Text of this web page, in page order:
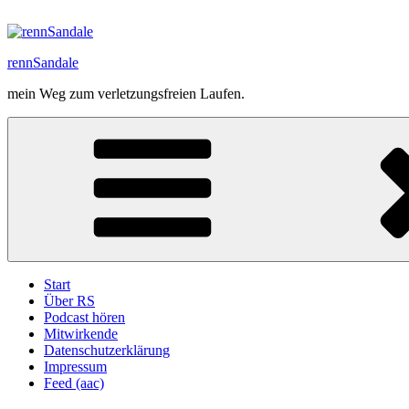
Inhalt
rennSandale
mein Weg zum verletzungsfreien Laufen.
Start
Über RS
Podcast hören
Mitwirkende
Datenschutzerklärung
Impressum
Feed (aac)